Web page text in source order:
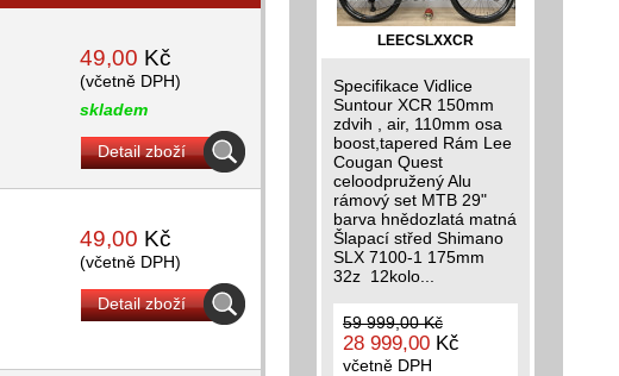
49,00 Kč
(včetně DPH)
skladem
Detail zboží
49,00 Kč
(včetně DPH)
Detail zboží
LEECSLXXCR
Specifikace Vidlice
Suntour XCR 150mm
zdvih , air, 110mm osa
boost,tapered Rám Lee
Cougan Quest
celoodpružený Alu
rámový set MTB 29"
barva hnědozlatá matná
Šlapací střed Shimano
SLX 7100-1 175mm
32z 12kolo...
59 999,00 Kč
28 999,00 Kč
včetně DPH